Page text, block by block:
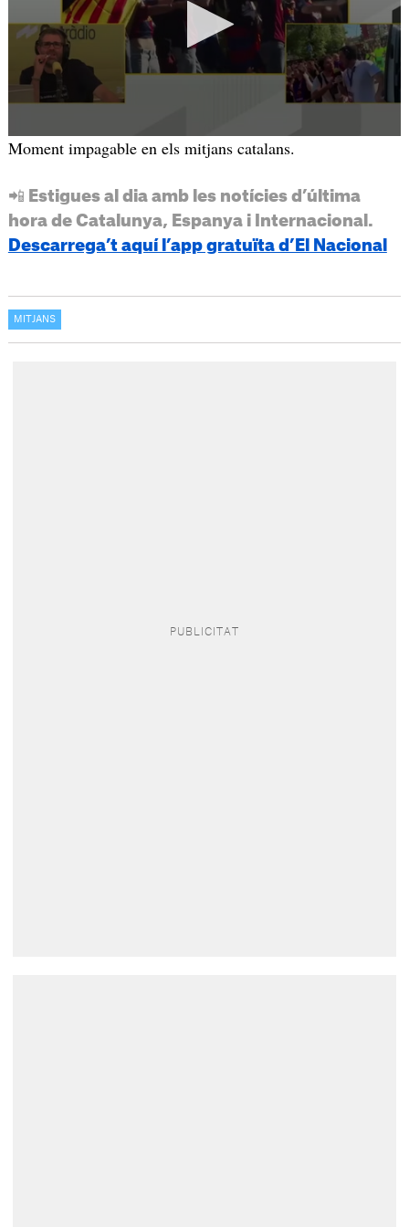
Moment impagable en els mitjans catalans.
📲 Estigues al dia amb les notícies d’última
hora de Catalunya, Espanya i Internacional.
Descarrega’t aquí l’app gratuïta d’El Nacional
MITJANS